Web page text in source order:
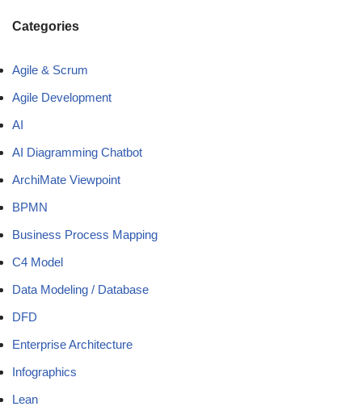
Categories
Agile & Scrum
Agile Development
AI
AI Diagramming Chatbot
ArchiMate Viewpoint
BPMN
Business Process Mapping
C4 Model
Data Modeling / Database
DFD
Enterprise Architecture
Infographics
Lean